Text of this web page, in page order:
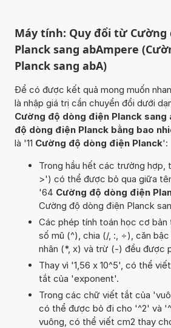
Máy tính: Quy đổi từ Cường
Planck sang abAmpere
Planck sang abA)
Để có được kết quả mong muốn
là nhập giá trị cần chuyển đổi dưới
Cường độ dòng điện Planck sang
độ dòng điện Planck bằng bao
là '11 Cường độ dòng điện Planck':
Trong hầu hết các trường
>') có thể được bỏ qua giữa
'64 Cường độ dòng điện
Cường độ dòng điện Planck
Các phép tính toán học cơ bản
số mũ (^), chia (/, :, ÷), căn
nhân (*, x) và trừ (-) đều được
Thay vì '1,56 x 10^5', có thể
tắt của 'exponent'.
Trong các chữ viết tắt của
có thể được bỏ đi cho '^2' và
vuông, có thể viết cm2 thay